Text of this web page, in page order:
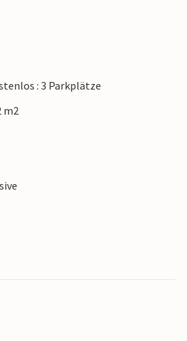
Zeit in Kroatien genießen,
müssen, um einen
: 3 Parkplätze
m2